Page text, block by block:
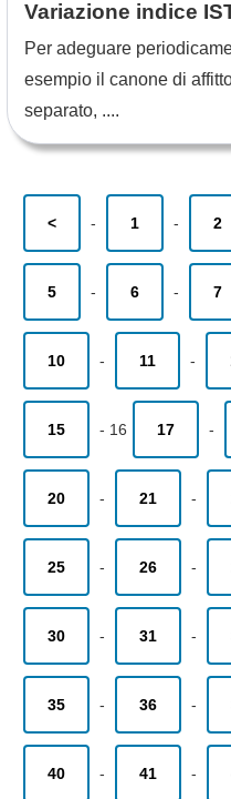
Variazione indice
Per adeguare
esempio il canone di
separato, ....
< - 1 - 2
5 - 6 - 7
10 - 11 -
15 - 16 17 -
20 - 21 -
25 - 26 -
30 - 31 -
35 - 36 -
40 - 41 -